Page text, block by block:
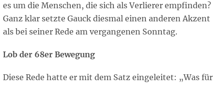
es um die Menschen, die sich als Verlierer empfinden?
Ganz klar setzte Gauck diesmal einen anderen Akzent
als bei seiner Rede am vergangenen Sonntag.
Lob der 68er Bewegung
Diese Rede hatte er mit dem Satz eingeleitet: „Was für